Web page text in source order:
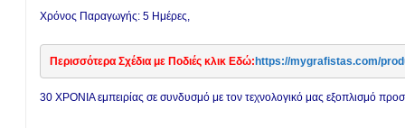
Χρόνος Παραγωγής: 5 Ημέρες,
Περισσότερα Σχέδια με Ποδιές κλικ Εδώ:https://mygrafistas.com/
30 ΧΡΟΝΙΑ εμπειρίας σε συνδυσμό με τον τεχνολογικό μας εξοπλισμό